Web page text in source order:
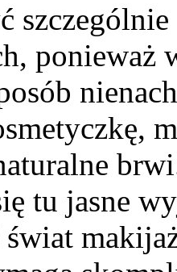
ponieważ
tu jasne
świat